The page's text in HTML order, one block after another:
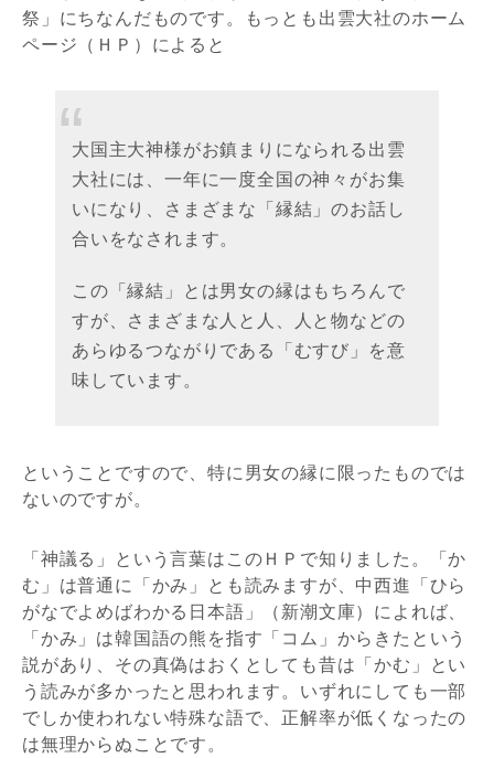
祭」にちなんだものです。もっとも出雲大社のホーム
ページ（ＨＰ）によると
大国主大神様がお鎮まりになられる出雲
大社には、一年に一度全国の神々がお集
いになり、さまざまな「縁結」のお話し
合いをなされます。
この「縁結」とは男女の縁はもちろんで
すが、さまざまな人と人、人と物などの
あらゆるつながりである「むすび」を意
味しています。
ということですので、特に男女の縁に限ったものでは
ないのですが。
「神議る」という言葉はこのＨＰで知りました。「か
む」は普通に「かみ」とも読みますが、中西進「ひら
がなでよめばわかる日本語」（新潮文庫）によれば、
「かみ」は韓国語の熊を指す「コム」からきたという
説があり、その真偽はおくとしても昔は「かむ」とい
う読みが多かったと思われます。いずれにしても一部
でしか使われない特殊な語で、正解率が低くなったの
は無理からぬことです。